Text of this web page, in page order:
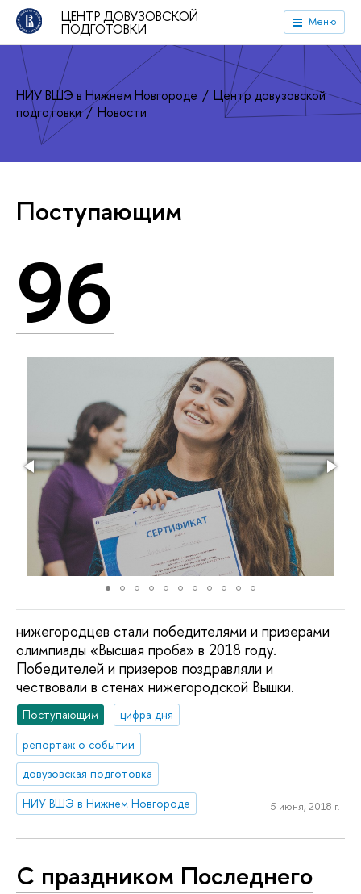
ЦЕНТР ДОВУЗОВСКОЙ
ПОДГОТОВКИ Меню
НИУ ВШЭ в Нижнем Новгороде
Центр довузовской
подготовки
Новости
Поступающим
96
нижегородцев стали победителями и призерами
олимпиады «Высшая проба» в 2018 году.
Победителей и призеров поздравляли и
чествовали в стенах нижегородской Вышки.
Поступающим
цифра дня
репортаж о событии
довузовская подготовка
НИУ ВШЭ в Нижнем Новгороде
5 июня, 2018 г.
С праздником Последнего